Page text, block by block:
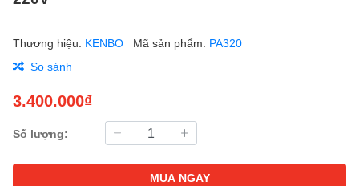
Thương hiệu: KENBO Mã sản phẩm: PA320
So sánh
3.400.000₫
Số lượng:
MUA NGAY